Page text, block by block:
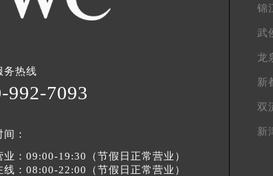
务热线
992-7093
：
业：09:00-19:30（节假日正常营业）
线：08:00-22:00（节假日正常营业）
锦
武
龙
新
双
新